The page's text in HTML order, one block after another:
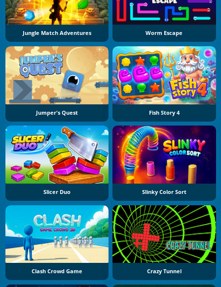
Jungle Match Adventures Worm Escape
Jumper's Quest Fish Story 4
Slicer Duo Slinky Color Sort
Clash Crowd Game Crazy Tunnel